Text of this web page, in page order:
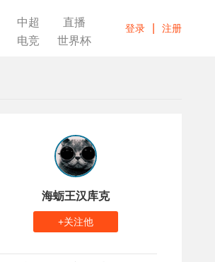
中超
直播
电竞 世界杯
登录 注册
海蛎王汉库克
+关注他